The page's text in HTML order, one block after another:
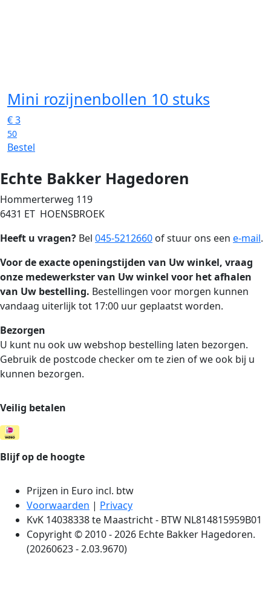
Mini rozijnenbollen 10 stuks
€3
50
Bestel
Echte Bakker Hagedoren
Hommerterweg 119
6431 ET HOENSBROEK
Heeft u vragen? Bel 045-5212660 of stuur ons een e-mail.
Voor de exacte openingstijden van Uw winkel, vraag
onze medewerkster van Uw winkel voor het afhalen
van Uw bestelling. Bestellingen voor morgen kunnen
vandaag uiterlijk tot 17:00 uur geplaatst worden.
Bezorgen
U kunt nu ook uw webshop bestelling laten bezorgen.
Gebruik de postcode checker om te zien of we ook bij u
kunnen bezorgen.
Veilig betalen
Blijf op de hoogte
Prijzen in Euro incl. btw
Voorwaarden | Privacy
KvK 14038338 te Maastricht - BTW NL814815959B01
Copyright © 2010 - 2026 Echte Bakker Hagedoren.
(20260623 - 2.03.9670)